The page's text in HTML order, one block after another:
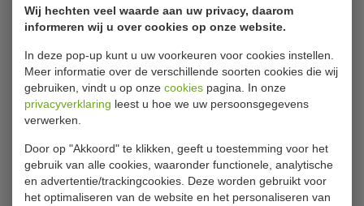
Wij hechten veel waarde aan uw privacy, daarom
informeren wij u over cookies op onze website.
In deze pop-up kunt u uw voorkeuren voor cookies instellen.
Meer informatie over de verschillende soorten cookies die wij
gebruiken, vindt u op onze cookies pagina. In onze
privacyverklaring leest u hoe we uw persoonsgegevens
verwerken.
Door op "Akkoord" te klikken, geeft u toestemming voor het
gebruik van alle cookies, waaronder functionele, analytische
en advertentie/trackingcookies. Deze worden gebruikt voor
het optimaliseren van de website en het personaliseren van
handvatten om zware pannen eenvoudig en veilig te
verplaatsen. Deksel is apart verkrijgbaar.
Zwaar RVS
Afgeronde randen
Stevige, koel blijvende handgrepen
Geschikt voor alle warmtebronnen inclusief inductie
Exclusief deksel
Lees meer
Specificaties
Model:
Diameter:
24 cm
Diep:
24 cm